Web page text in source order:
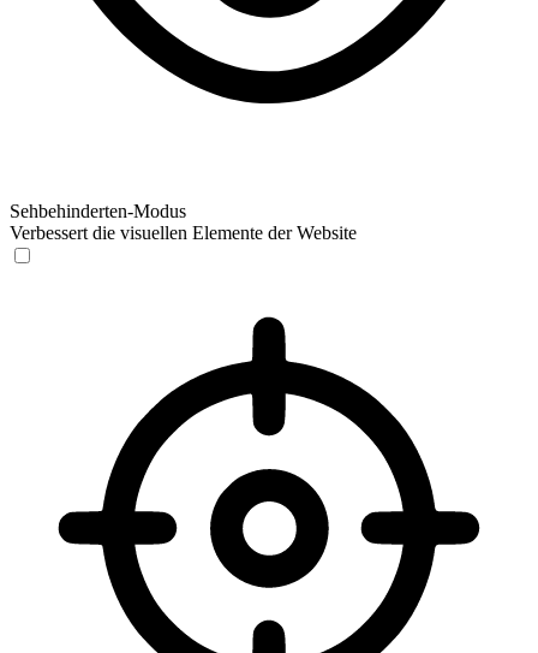
Sehbehinderten-Modus
Verbessert die visuellen Elemente der Website